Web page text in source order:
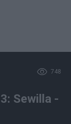
748
Sewilla -